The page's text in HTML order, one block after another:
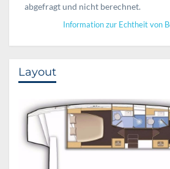
abgefragt und nicht berechnet.
Information zur Echtheit von
Layout